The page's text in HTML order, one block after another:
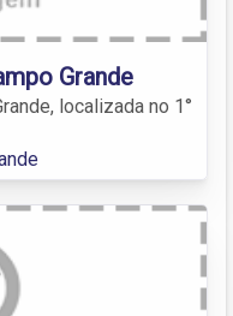
Grande
localizada no 1°